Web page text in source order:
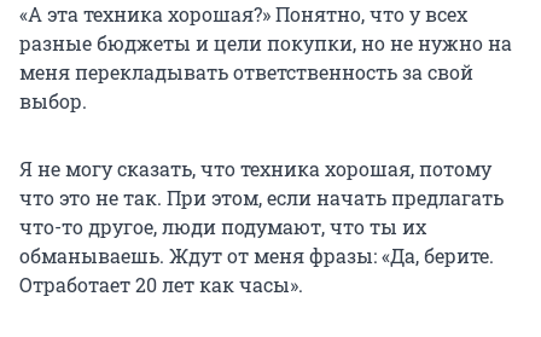
«А эта техника хорошая?» Понятно, что у всех
разные бюджеты и цели покупки, но не нужно на
меня перекладывать ответственность за свой
выбор.
Я не могу сказать, что техника хорошая, потому
что это не так. При этом, если начать предлагать
что-то другое, люди подумают, что ты их
обманываешь. Ждут от меня фразы: «Да, берите.
Отработает 20 лет как часы».